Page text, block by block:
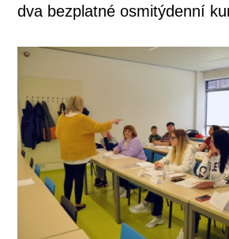
dva bezplatné osmitýdenní